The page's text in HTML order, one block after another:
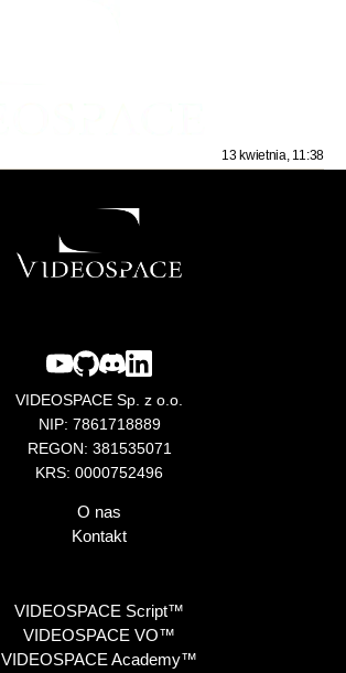
13 kwietnia, 11:38
VIDEOSPACE Sp. z o.o.
NIP: 7861718889
REGON: 381535071
KRS: 0000752496
O nas
Kontakt
VIDEOSPACE Script™
VIDEOSPACE VO™
VIDEOSPACE Academy™